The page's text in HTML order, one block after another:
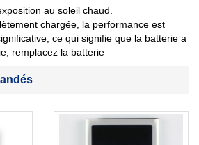
au soleil chaud.
chargée, la performance est
ce qui signifie que la batterie a
remplacez la batterie